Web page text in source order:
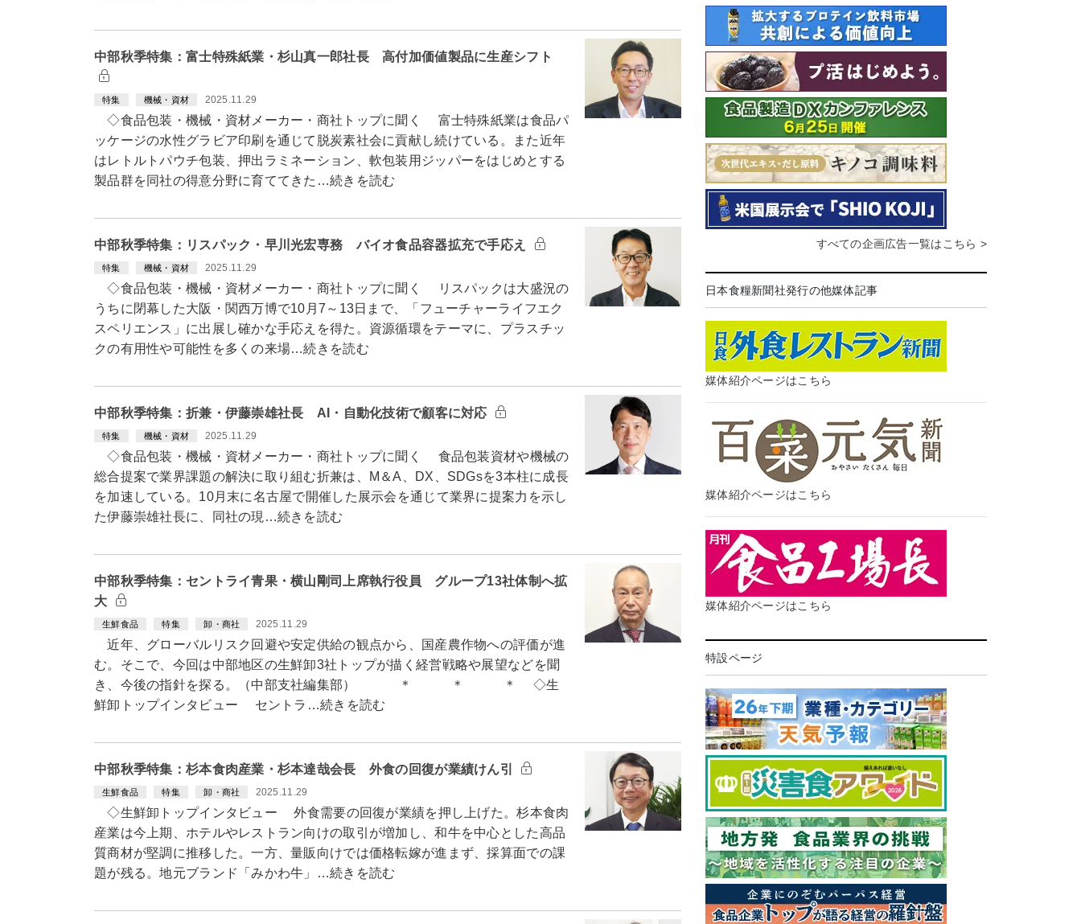
中部秋季特集：富士特殊紙業・杉山真一郎社長 高付加価値製品に生産シフト
特集 機械・資材 2025.11.29
◇食品包装・機械・資材メーカー・商社トップに聞く 富士特殊紙業は食品パ
ッケージの水性グラビア印刷を通じて脱炭素社会に貢献し続けている。また近年
はレトルトパウチ包装、押出ラミネーション、軟包装用ジッパーをはじめとする
製品群を同社の得意分野に育ててきた…続きを読む
中部秋季特集：リスパック・早川光宏専務 バイオ食品容器拡充で手応え
特集 機械・資材 2025.11.29
◇食品包装・機械・資材メーカー・商社トップに聞く リスパックは大盛況の
うちに閉幕した大阪・関西万博で10月7～13日まで、「フューチャーライフエク
スペリエンス」に出展し確かな手応えを得た。資源循環をテーマに、プラスチッ
クの有用性や可能性を多くの来場…続きを読む
中部秋季特集：折兼・伊藤崇雄社長 AI・自動化技術で顧客に対応
特集 機械・資材 2025.11.29
◇食品包装・機械・資材メーカー・商社トップに聞く 食品包装資材や機械の
総合提案で業界課題の解決に取り組む折兼は、M＆A、DX、SDGsを3本柱に成長
を加速している。10月末に名古屋で開催した展示会を通じて業界に提案力を示し
た伊藤崇雄社長に、同社の現…続きを読む
中部秋季特集：セントライ青果・横山剛司上席執行役員 グループ13社体制へ拡
大
生鮮食品 特集 卸・商社 2025.11.29
近年、グローバルリスク回避や安定供給の観点から、国産農作物への評価が進
む。そこで、今回は中部地区の生鮮卸3社トップが描く経営戦略や展望などを聞
き、今後の指針を探る。（中部支社編集部） ＊ ＊ ＊ ◇生
鮮卸トップインタビュー セントラ…続きを読む
中部秋季特集：杉本食肉産業・杉本達哉会長 外食の回復が業績けん引
生鮮食品 特集 卸・商社 2025.11.29
◇生鮮卸トップインタビュー 外食需要の回復が業績を押し上げた。杉本食肉
産業は今上期、ホテルやレストラン向けの取引が増加し、和牛を中心とした高品
質商材が堅調に推移した。一方、量販向けでは価格転嫁が進まず、採算面での課
題が残る。地元ブランド「みかわ牛」…続きを読む
すべての企画広告一覧はこちら >
日本食糧新聞社発行の他媒体記事
媒体紹介ページはこちら
媒体紹介ページはこちら
媒体紹介ページはこちら
特設ページ